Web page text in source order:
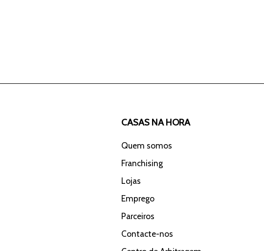
CASAS NA HORA
Quem somos
Franchising
Lojas
Emprego
Parceiros
Contacte-nos